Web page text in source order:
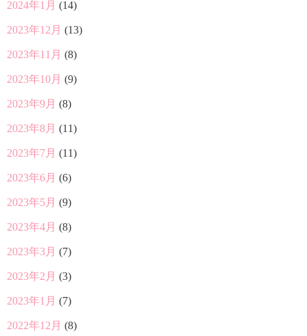
2024年1月 (14)
2023年12月 (13)
2023年11月 (8)
2023年10月 (9)
2023年9月 (8)
2023年8月 (11)
2023年7月 (11)
2023年6月 (6)
2023年5月 (9)
2023年4月 (8)
2023年3月 (7)
2023年2月 (3)
2023年1月 (7)
2022年12月 (8)